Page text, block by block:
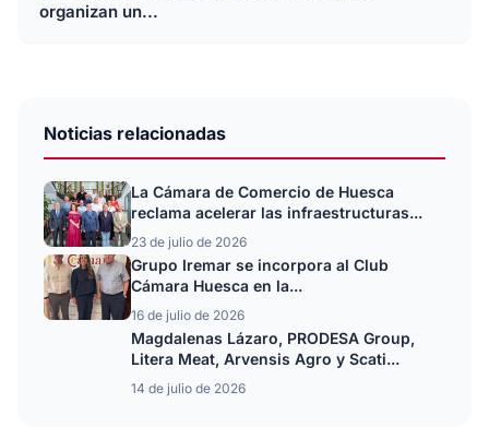
organizan un...
Noticias relacionadas
La Cámara de Comercio de Huesca
reclama acelerar las infraestructuras...
23 de julio de 2026
Grupo Iremar se incorpora al Club
Cámara Huesca en la...
16 de julio de 2026
Magdalenas Lázaro, PRODESA Group,
Litera Meat, Arvensis Agro y Scati...
14 de julio de 2026